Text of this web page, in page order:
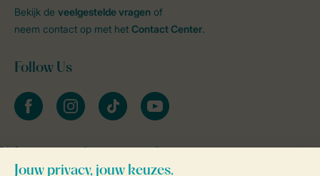
Bekijk de veelgestelde vragen of
neem contact op met het Contact Center.
Follow Us
facebookinstagramtiktok youtube